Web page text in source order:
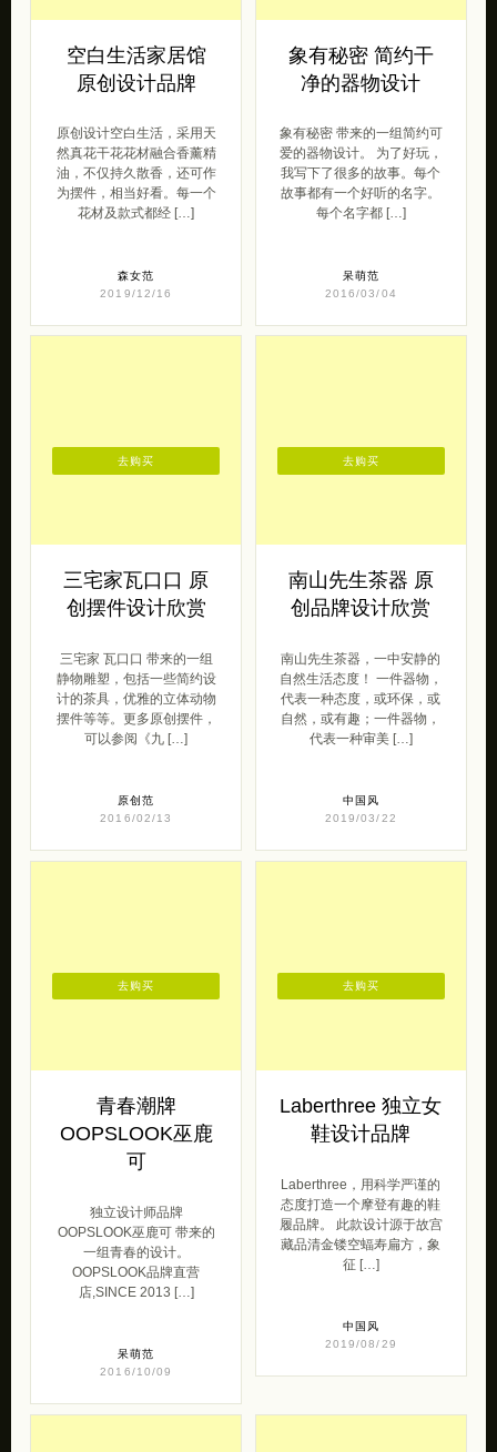
空白生活家居馆
原创设计品牌
原创设计空白生活，采用天
然真花干花花材融合香薰精
油，不仅持久散香，还可作
为摆件，相当好看。每一个
花材及款式都经 […]
森女范
2019/12/16
象有秘密 简约干
净的器物设计
象有秘密 带来的一组简约可
爱的器物设计。 为了好玩，
我写下了很多的故事。每个
故事都有一个好听的名字。
每个名字都 […]
呆萌范
2016/03/04
三宅家瓦口口 原
创摆件设计欣赏
三宅家 瓦口口 带来的一组
静物雕塑，包括一些简约设
计的茶具，优雅的立体动物
摆件等等。更多原创摆件，
可以参阅《九 […]
原创范
2016/02/13
去购买
南山先生茶器 原
创品牌设计欣赏
南山先生茶器，一中安静的
自然生活态度！ 一件器物，
代表一种态度，或环保，或
自然，或有趣；一件器物，
代表一种审美 […]
中国风
2019/03/22
去购买
青春潮牌
OOPSLOOK巫鹿
可
独立设计师品牌
OOPSLOOK巫鹿可 带来的
一组青春的设计。
OOPSLOOK品牌直营
店,SINCE 2013 […]
呆萌范
2016/10/09
去购买
Laberthree 独立女
鞋设计品牌
Laberthree，用科学严谨的
态度打造一个摩登有趣的鞋
履品牌。 此款设计源于故宫
藏品清金镂空蝠寿扁方，象
征 […]
中国风
2019/08/29
去购买